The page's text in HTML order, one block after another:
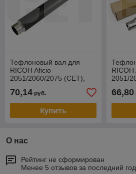
Тефлоновый вал для
RICOH Aficio
2051/2060/2075 (CET),
70,14 руб.
Купить
RICOH
2051/
66,80
О нас
Рейтинг не сформирован
Менее 5 отзывов за последний год